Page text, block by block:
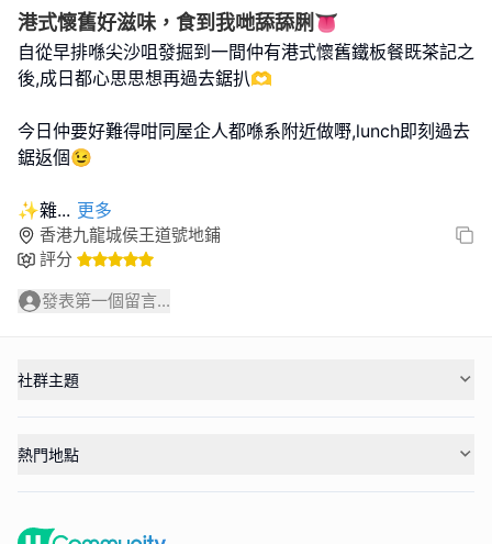
港式懷舊好滋味，食到我哋舔舔脷👅
自從早排喺尖沙咀發掘到一間仲有港式懷舊鐵板餐既茶記之
後,成日都心思思想再過去鋸扒🫶
今日仲要好難得咁同屋企人都喺系附近做嘢,lunch即刻過去
鋸返個😉
✨雜... 更多
香港九龍城侯王道號地鋪
評分
發表第一個留言...
社群主題
熱門地點